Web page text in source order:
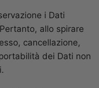
i Dati
allo spirare
cancellazione,
dei Dati non